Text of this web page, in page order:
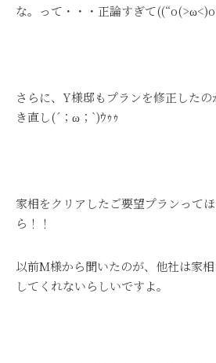
な。って・・・正論すぎて
さらに、Y様邸もプランを修正した
き直し(´；ω；`)ｳｩｩ
家相をクリアしたご要望プランって
ら！！
以前M様から聞いたのが、他社は家
してくれないらしいですよ。